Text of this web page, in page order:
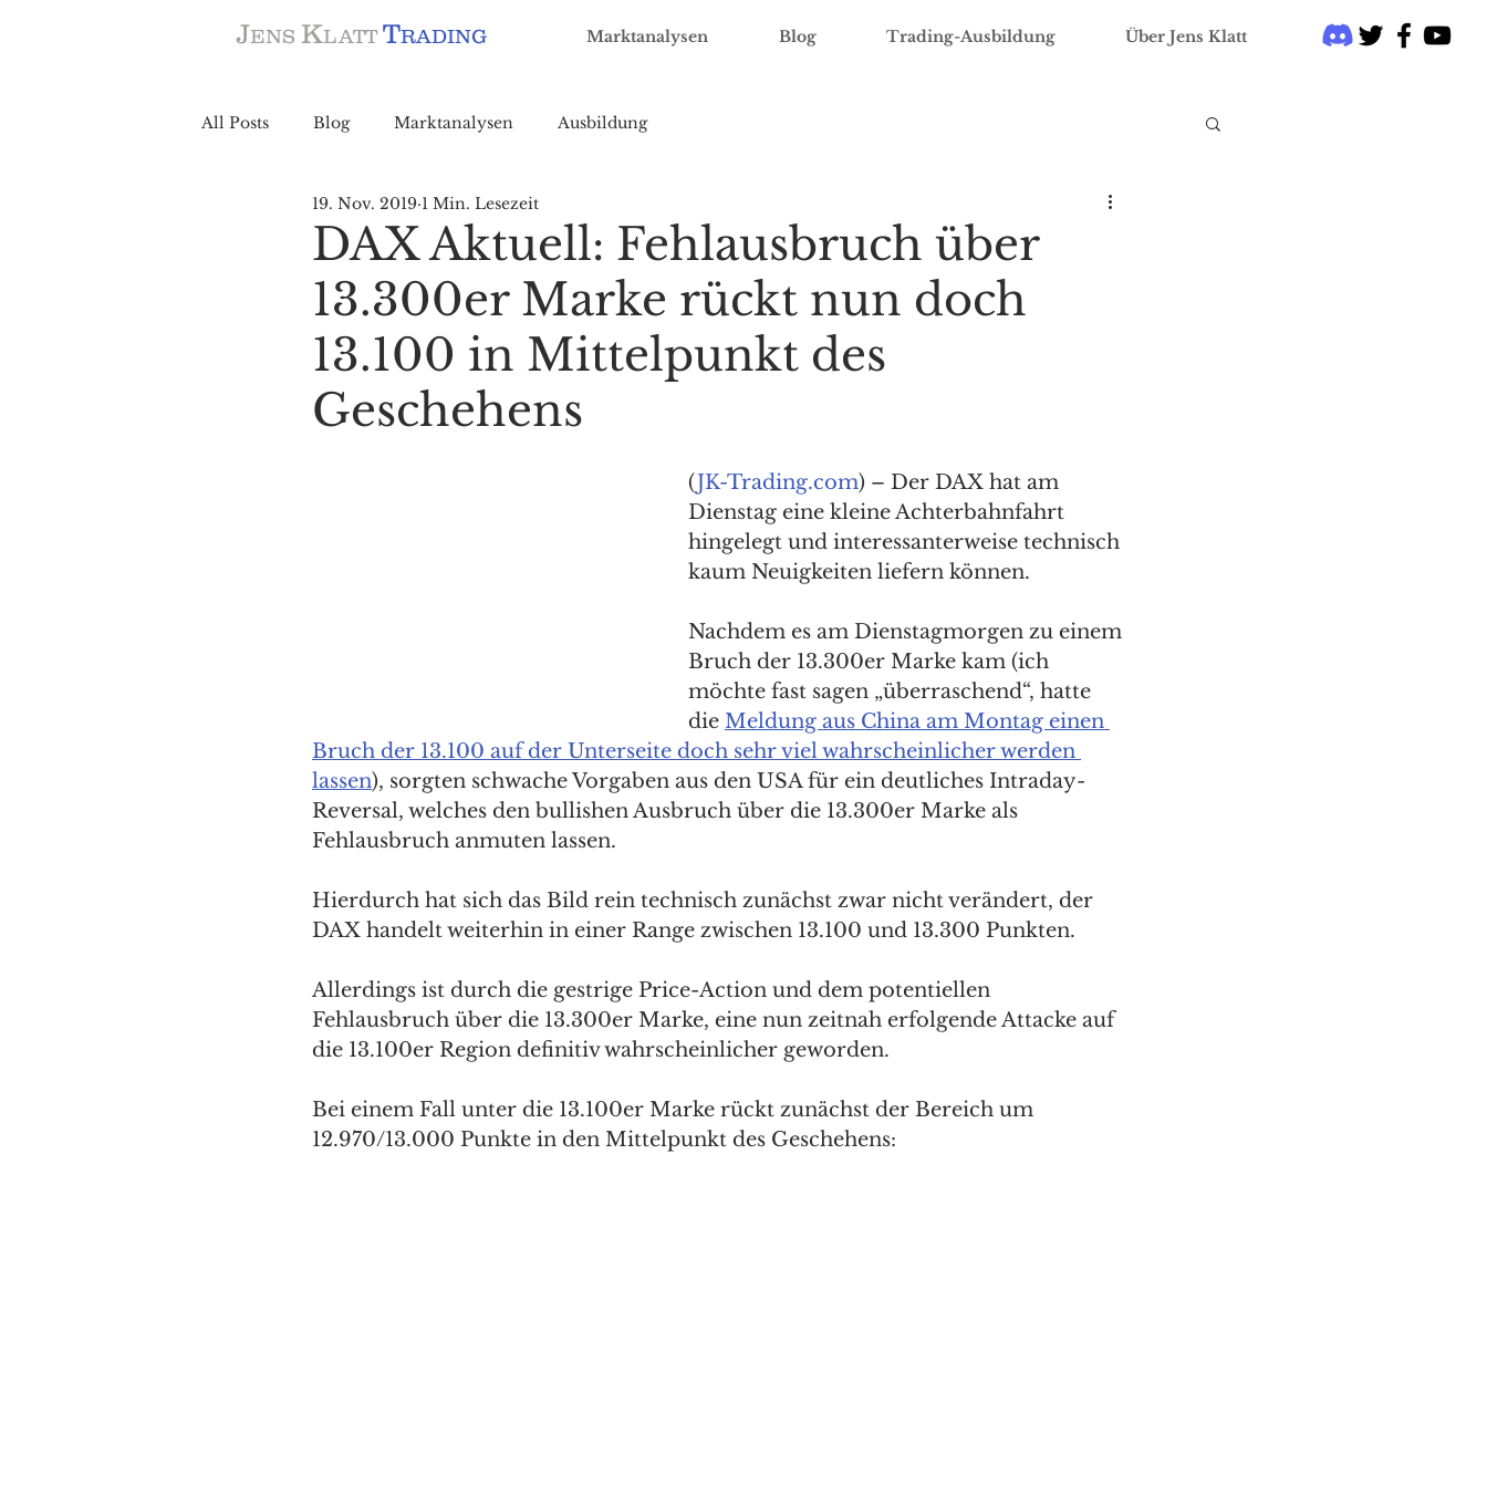
JENS KLATT TRADING Marktanalysen Blog Trading-Ausbildung Über Jens Klatt
All Posts Blog Marktanalysen Ausbildung
DAX Aktuell: Fehlausbruch über
13.300er Marke rückt nun doch
13.100 in Mittelpunkt des
Geschehens
19. Nov. 2019 1 Min. Lesezeit
(JK-Trading.com) – Der DAX hat am
Dienstag eine kleine Achterbahnfahrt
hingelegt und interessanterweise technisch
kaum Neuigkeiten liefern können.
Nachdem es am Dienstagmorgen zu einem
Bruch der 13.300er Marke kam (ich
möchte fast sagen „überraschend“, hatte
die Meldung aus China am Montag einen
Bruch der 13.100 auf der Unterseite doch sehr viel wahrscheinlicher werden
lassen), sorgten schwache Vorgaben aus den USA für ein deutliches Intraday-
Reversal, welches den bullishen Ausbruch über die 13.300er Marke als
Fehlausbruch anmuten lassen.
Hierdurch hat sich das Bild rein technisch zunächst zwar nicht verändert, der
DAX handelt weiterhin in einer Range zwischen 13.100 und 13.300 Punkten.
Allerdings ist durch die gestrige Price-Action und dem potentiellen
Fehlausbruch über die 13.300er Marke, eine nun zeitnah erfolgende Attacke auf
die 13.100er Region definitiv wahrscheinlicher geworden.
Bei einem Fall unter die 13.100er Marke rückt zunächst der Bereich um
12.970/13.000 Punkte in den Mittelpunkt des Geschehens: